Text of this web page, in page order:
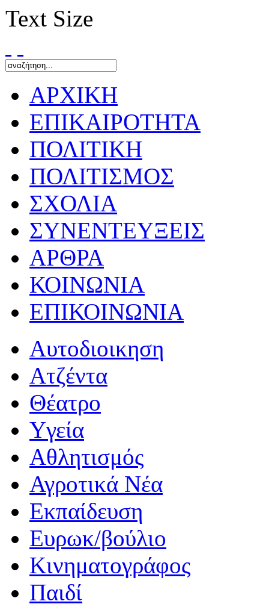
Text Size
ΑΡΧΙΚΗ
ΕΠΙΚΑΙΡΟΤΗΤΑ
ΠΟΛΙΤΙΚΗ
ΠΟΛΙΤΙΣΜΟΣ
ΣΧΟΛΙΑ
ΣΥΝΕΝΤΕΥΞΕΙΣ
ΑΡΘΡΑ
ΚΟΙΝΩΝΙΑ
ΕΠΙΚΟΙΝΩΝΙΑ
Αυτοδιοικηση
Ατζέντα
Θέατρο
Yγεία
Αθλητισμός
Αγροτικά Νέα
Εκπαίδευση
Ευρωκ/βούλιο
Κινηματογράφος
Παιδί